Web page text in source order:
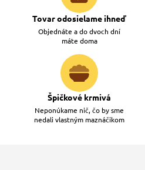
Tovar odosielame ihneď
Objednáte a do dvoch dní
máte doma
Špičkové krmivá
Neponúkame nič, čo by sme
nedali vlastným maznáčikom